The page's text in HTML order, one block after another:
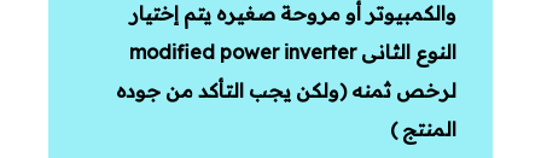
والكمبيوتر أو مروحة صغيره يتم إختيار
النوع الثانى modified power inverter
لرخص ثمنه (ولكن يجب التأكد من جوده
المنتج )